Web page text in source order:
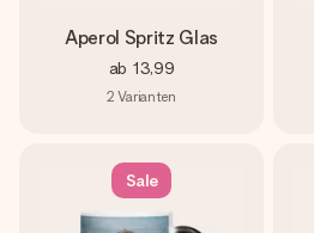
Aperol Spritz Glas
ab 13,99
2 Varianten
Sale